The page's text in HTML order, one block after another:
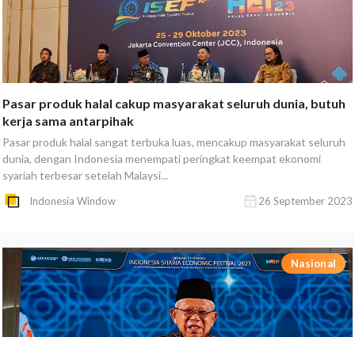
Pasar produk halal cakup masyarakat seluruh dunia, butuh
kerja sama antarpihak
Pasar produk halal sangat terbuka luas, mencakup masyarakat seluruh
dunia, dengan Indonesia menempati peringkat keempat ekonomi
syariah terbesar setelah Malaysi...
Indonesia Window 26 September 2023
Nasional